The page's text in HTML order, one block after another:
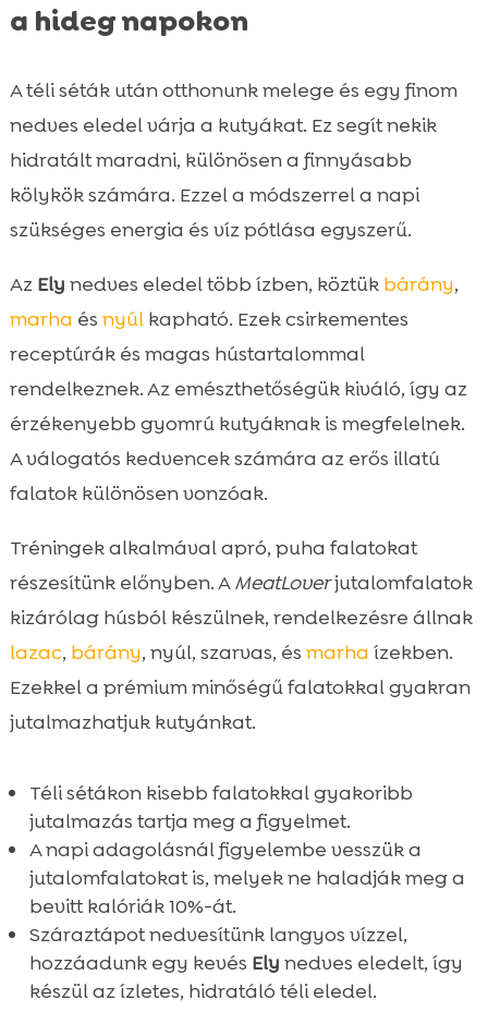
a hideg napokon
A téli séták után otthonunk melege és egy finom
nedves eledel várja a kutyákat. Ez segít nekik
hidratált maradni, különösen a finnyásabb
kölykök számára. Ezzel a módszerrel a napi
szükséges energia és víz pótlása egyszerű.
Az Ely nedves eledel több ízben, köztük bárány,
marha és nyúlkapható. Ezek csirkementes
receptúrák és magas hústartalommal
rendelkeznek. Az emészthetőségük kiváló, így az
érzékenyebb gyomrú kutyáknak is megfelelnek.
A válogatós kedvencek számára az erős illatú
falatok különösen vonzóak.
Tréningek alkalmával apró, puha falatokat
részesítünk előnyben. AMeatLoverjutalomfalatok
kizárólag húsból készülnek, rendelkezésre állnak
lazac, bárány, nyúl, szarvas, és marha ízekben.
Ezekkel a prémium minőségű falatokkal gyakran
jutalmazhatjuk kutyánkat.
Téli sétákon kisebb falatokkal gyakoribb
jutalmazás tartja meg a figyelmet.
A napi adagolásnál figyelembe vesszük a
jutalomfalatokat is, melyek ne haladják meg a
bevitt kalóriák 10%-át.
Száraztápot nedvesítünk langyos vízzel,
hozzáadunk egy kevés Ely nedves eledelt, így
készül az ízletes, hidratáló téli eledel.